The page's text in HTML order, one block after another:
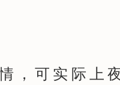
可实际上